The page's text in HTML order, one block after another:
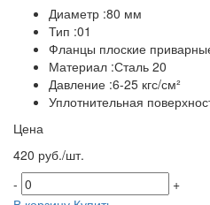
Диаметр :80 мм
Тип :01
Фланцы плоские
Материал :Сталь 20
Давление :6-25 кгс/см²
Уплотнительная
Цена
420 руб./шт.
-
+